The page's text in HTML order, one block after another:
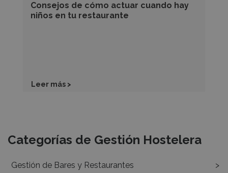
Consejos de cómo actuar cuando hay
niños en tu restaurante
Leer más >
Recursos
Categorías de Gestión Hostelera
Gestión de Bares y Restaurantes